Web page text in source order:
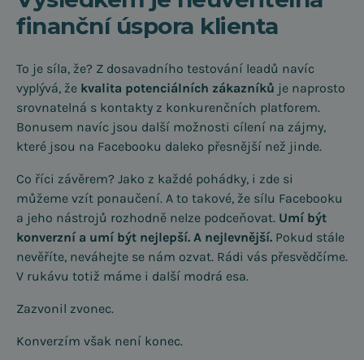
finanční úspora klienta
To je síla, že? Z dosavadního testování leadů navíc
vyplývá, že kvalita potenciálních zákazníků je naprosto
srovnatelná s kontakty z konkurenčních platforem.
Bonusem navíc jsou další možnosti cílení na zájmy,
které jsou na Facebooku daleko přesnější než jinde.
Co říci závěrem? Jako z každé pohádky, i zde si
můžeme vzít ponaučení. A to takové, že sílu Facebooku
a jeho nástrojů rozhodně nelze podceňovat. Umí být
konverzní a umí být nejlepší. A nejlevnější. Pokud stále
nevěříte, neváhejte se nám ozvat. Rádi vás přesvědčíme.
V rukávu totiž máme i další modrá esa.
Zazvonil zvonec.
Konverzím však není konec.